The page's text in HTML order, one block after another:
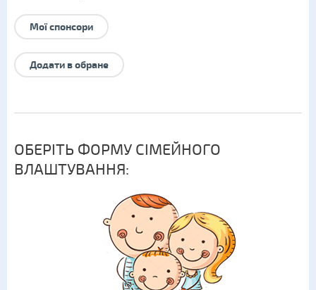
Мої спонсори
Додати в обране
ОБЕРІТЬ ФОРМУ СІМЕЙНОГО
ВЛАШТУВАННЯ: